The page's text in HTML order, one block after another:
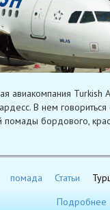
авиакомпания Turkish
В нем говориться
помады бордового,
помада Статьи
Подробнее